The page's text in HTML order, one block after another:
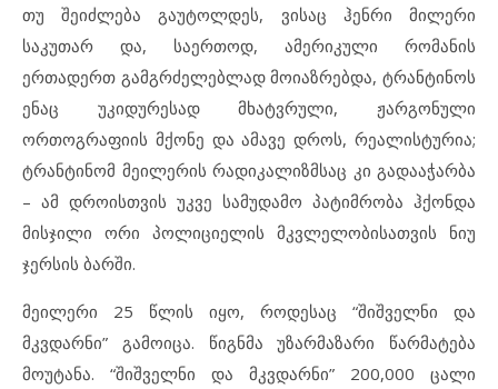
თუ შეიძლება გაუტოლდეს, ვისაც ჰენრი მილერი
საკუთარ და, საერთოდ, ამერიკული რომანის
ერთადერთ გამგრძელებლად მოიაზრებდა, ტრანტინოს
ენაც უკიდურესად მხატვრული, ჟარგონული
ორთოგრაფიის მქონე და ამავე დროს, რეალისტურია;
ტრანტინომ მეილერის რადიკალიზმსაც კი გადააჭარბა
– ამ დროისთვის უკვე სამუდამო პატიმრობა ჰქონდა
მისჯილი ორი პოლიციელის მკვლელობისათვის ნიუ
ჯერსის ბარში.
მეილერი 25 წლის იყო, როდესაც “შიშველნი და
მკვდარნი” გამოიცა. წიგნმა უზარმაზარი წარმატება
მოუტანა. “შიშველნი და მკვდარნი” 200,000 ცალი